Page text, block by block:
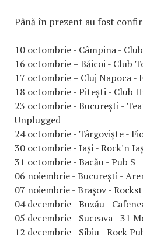
Până în prezent au fost
10 octombrie - Câmpina -
16 octombrie – Băicoi - Club
17 octombrie – Cluj Napoca -
18 octombrie - Pitești - Club
23 octombrie - București -
Unplugged
24 octombrie - Târgoviște -
30 octombrie - Iași - Rock'n
31 octombrie - Bacău - Pub S
06 noiembrie - București -
07 noiembrie - Brașov -
04 decembrie - Buzău -
05 decembrie - Suceava - 31
12 decembrie - Sibiu - Rock